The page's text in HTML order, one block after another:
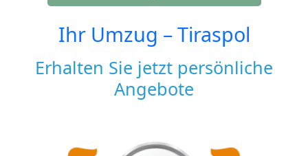
Ihr Umzug –Tiraspol
Erhalten Sie jetzt persönliche
Angebote